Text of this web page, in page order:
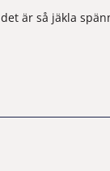
är så jäkla